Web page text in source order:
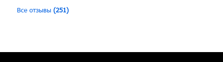
Все отзывы (251)